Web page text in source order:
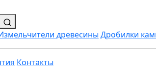
древесины Дробилки
Контакты